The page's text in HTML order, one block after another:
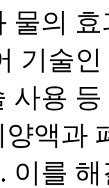
물의
기술
사용
액과
이를